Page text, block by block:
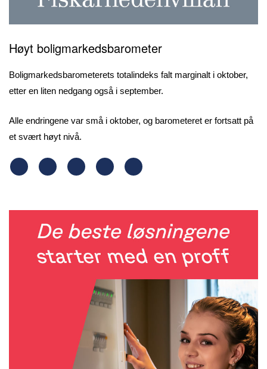
Høyt boligmarkedsbarometer
Boligmarkedsbarometerets totalindeks falt marginalt i oktober,
etter en liten nedgang også i september.
Alle endringene var små i oktober, og barometeret er fortsatt på
et svært høyt nivå.